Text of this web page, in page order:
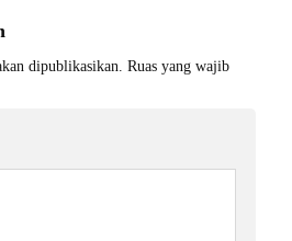
dipublikasikan. Ruas yang wajib